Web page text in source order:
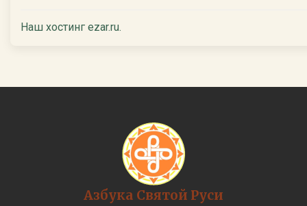
Наш хостинг ezar.ru.
Азбука Святой Руси